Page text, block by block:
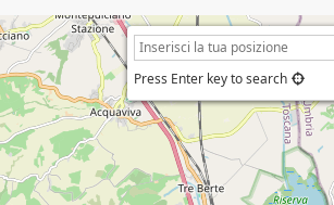
Press Enter key to search